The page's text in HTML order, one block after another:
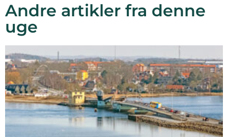
Andre artikler fra denne
uge